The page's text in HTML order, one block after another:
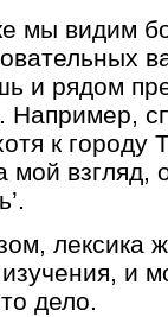
мы видим
и рядом
Например,
к городу
мой взгляд,
лексика
и
дело.